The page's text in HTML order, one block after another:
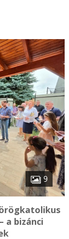
9
a bizánci